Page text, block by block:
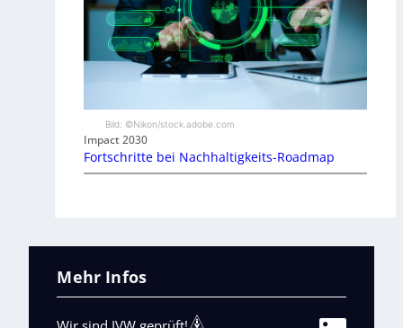
Bild: ©Nikon/stock.adobe.com
Impact 2030
Fortschritte bei Nachhaltigkeits-Roadmap
Mehr Infos